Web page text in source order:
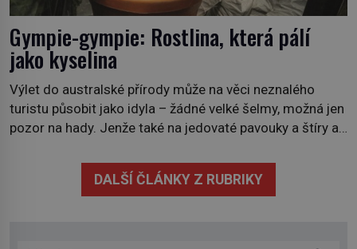
Gympie-gympie: Rostlina, která pálí
jako kyselina
Výlet do australské přírody může na věci neznalého
turistu působit jako idyla – žádné velké šelmy, možná jen
pozor na hady. Jenže také na jedovaté pavouky a štíry a
Stačí letmý dotyk a ozve se pronikavá bolest, která
přetrvává i týdny. Nenápadný tento […]
DALŠÍ ČLÁNKY Z RUBRIKY